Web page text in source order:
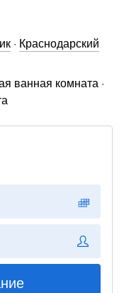
· Краснодарский
ванная комната ·